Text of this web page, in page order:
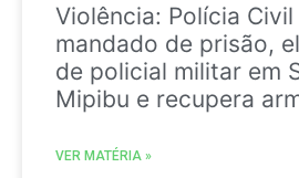
Violência: Polícia
mandado de prisão,
de policial militar em
Mipibu e recupera
VER MATÉRIA »